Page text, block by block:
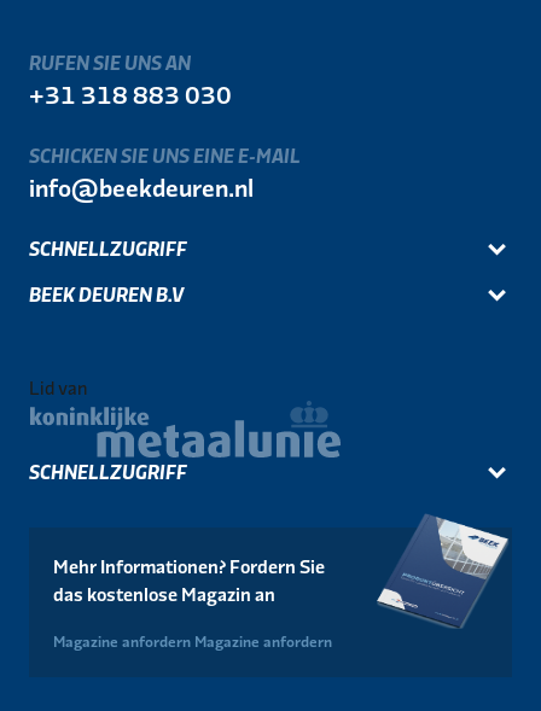
SCHNELLZUGRIFF
SCHNELLZUGRIFF
BEEK DEUREN B.V
Lid van
RUFEN SIE UNS AN
+31 318 883 030
SCHICKEN SIE UNS EINE E-MAIL
info@beekdeuren.nl
Mehr Informationen? Fordern Sie
das kostenlose Magazin an
Magazine anfordern Magazine anfordern